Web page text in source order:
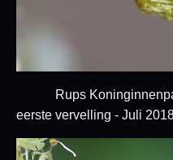
Rups
eerste vervelling - Juli